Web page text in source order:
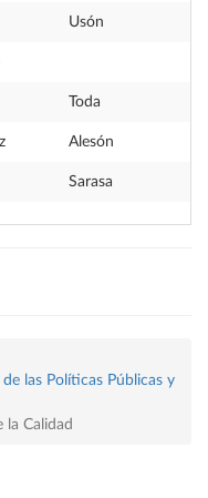
Usón
Toda
Alesón
Sarasa
las Políticas Públicas y
la Calidad